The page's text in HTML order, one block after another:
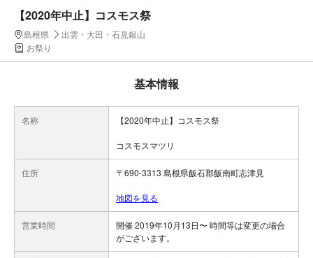
【2020年中止】コスモス祭
島根県
出雲・大田・石見銀山
お祭り
基本情報
名称 【2020年中止】コスモス祭
コスモスマツリ
住所 〒690-3313 島根県飯石郡飯南町志津見
地図を見る
営業時間
開催 2019年10月13日〜 時間等は変更の場合
がございます。